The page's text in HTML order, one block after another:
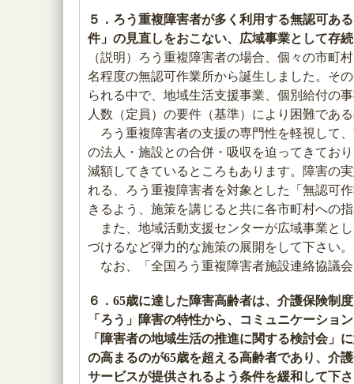
５．ろう重複障害者が多く利用する無認可あ
件」の見直しをおこない、広域事業として存
（説明）ろう重複障害者の場合、個々の市町
名程度の無認可作業所から誕生しました。そ
られる中で、地域生活支援事業、個別給付の
人数（定員）の要件（基準）により困難であ
ろう重複障害者の支援の専門性を軽視して
の法人・施設との合併・吸収を迫ってきてお
減額してきているところもあります。障害の
れる、ろう重複障害者を対象とした「無認可
きるよう、施策を講じると共に各市町村への
また、地域活動支援センターが広域事業と
づけるなど弾力的な施策の展開をして下さい。
なお、「全国ろう重複障害者施設連絡協議
６．65歳に達した障害高齢者は、介護保険制
「ろう」障害の特性から、コミュニケーショ
「障害者の地域生活の推進に関する検討会」
の高まるのが65歳を超える高齢者であり、介
サービスが提供されるよう条件を緩和して下